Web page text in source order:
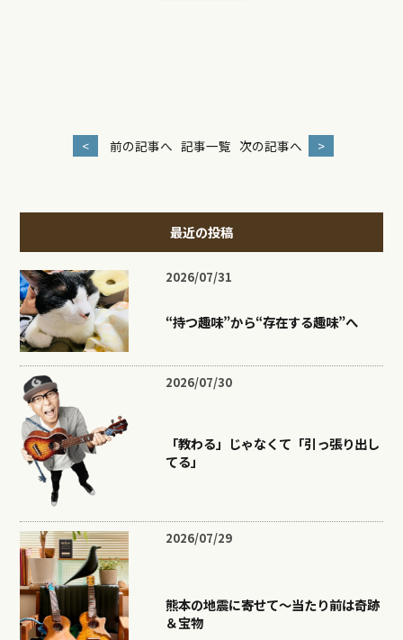
< 前の記事へ 記事一覧 次の記事へ >
最近の投稿
2026/07/31
“持つ趣味”から“存在する趣味”へ
2026/07/30
「教わる」じゃなくて「引っ張り出し
てる」
2026/07/29
熊本の地震に寄せて〜当たり前は奇跡
＆宝物